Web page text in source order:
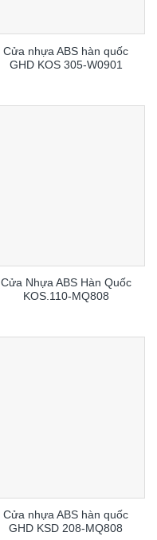
Cửa nhựa ABS hàn quốc
GHD KOS 305-W0901
Cửa Nhựa ABS Hàn Quốc
KOS.110-MQ808
Cửa nhựa ABS hàn quốc
GHD KSD 208-MQ808